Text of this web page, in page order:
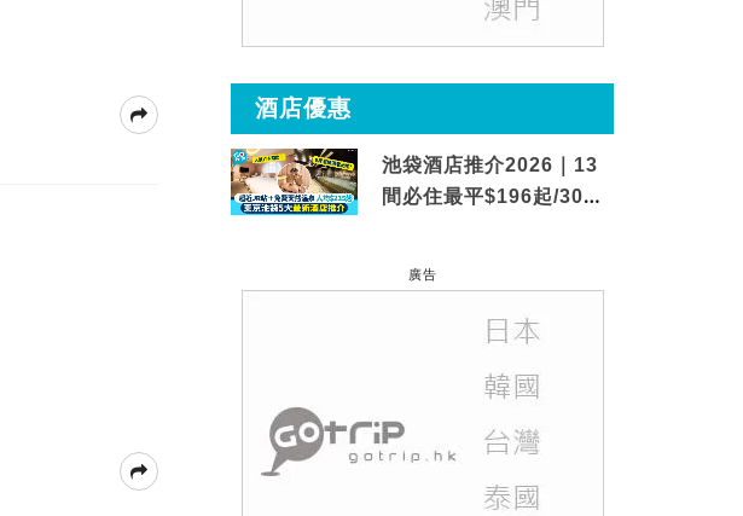
酒店優惠
池袋酒店推介2026｜13
間必住最平$196起/30秒
廣告